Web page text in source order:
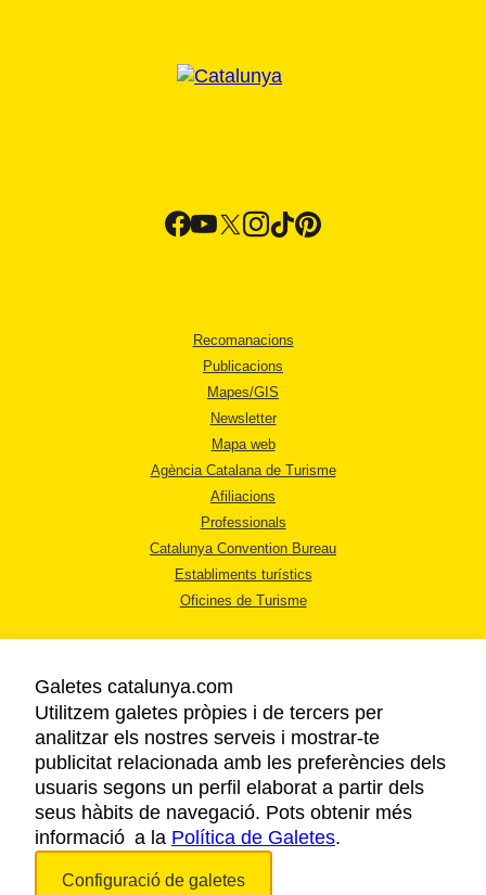
Recomanacions
Publicacions
Mapes/GIS
Newsletter
Mapa web
Agència Catalana de Turisme
Afiliacions
Professionals
Catalunya Convention Bureau
Establiments turístics
Oficines de Turisme
AVÍS LEGAL
POLÍTICA DE PRIVACITAT
COOKIES
ACCESSIBILITAT
Galetes catalunya.com
Utilitzem galetes pròpies i de tercers per
analitzar els nostres serveis i mostrar-te
publicitat relacionada amb les preferències dels
usuaris segons un perfil elaborat a partir dels
seus hàbits de navegació. Pots obtenir més
informació a la Política de Galetes.
Configuració de galetes